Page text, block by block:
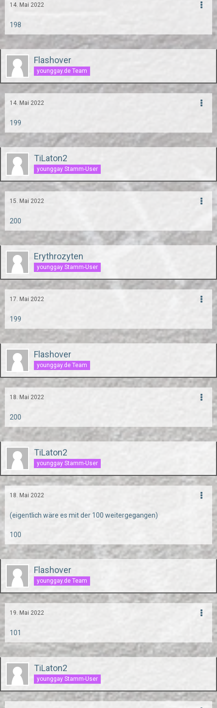
14. Mai 2022
198
Flashover
younggay.de Team
14. Mai 2022
199
TiLaton2
younggay Stamm-User
15. Mai 2022
200
Erythrozyten
younggay Stamm-User
17. Mai 2022
199
Flashover
younggay.de Team
18. Mai 2022
200
TiLaton2
younggay Stamm-User
18. Mai 2022
(eigentlich wäre es mit der 100 weitergegangen)
100
Flashover
younggay.de Team
19. Mai 2022
101
TiLaton2
younggay Stamm-User